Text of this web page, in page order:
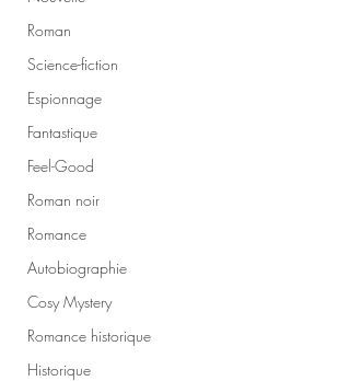
Roman
Science-fiction
Espionnage
Fantastique
Feel-Good
Roman noir
Romance
Autobiographie
Cosy Mystery
Romance historique
Historique